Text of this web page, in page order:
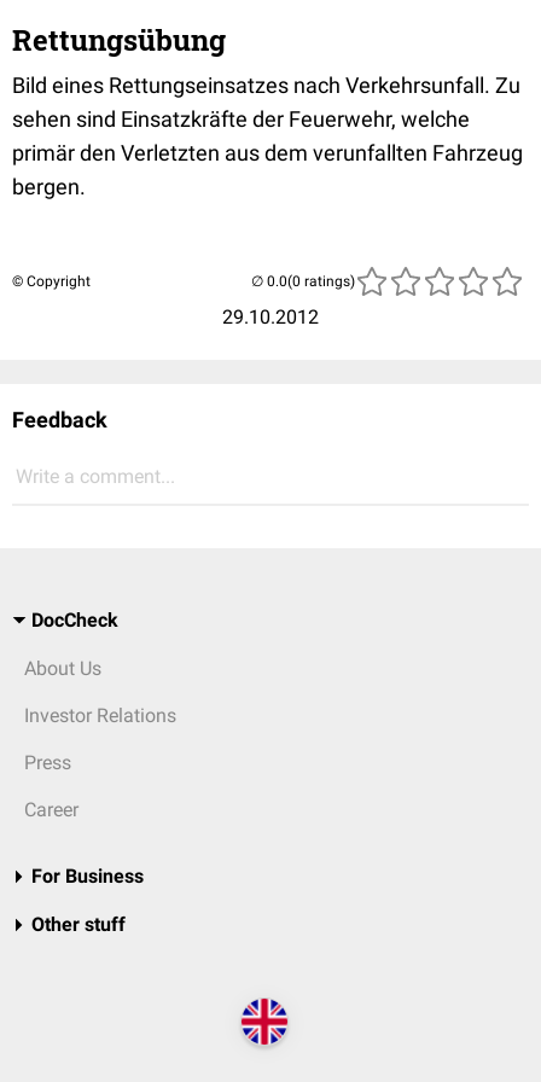
Rettungsübung
Bild eines Rettungseinsatzes nach Verkehrsunfall. Zu
sehen sind Einsatzkräfte der Feuerwehr, welche
primär den Verletzten aus dem verunfallten Fahrzeug
bergen.
© Copyright
29.10.2012
(0 ratings)
Feedback
Write a comment...
DocCheck
About Us
Investor Relations
Press
Career
For Business
Other stuff